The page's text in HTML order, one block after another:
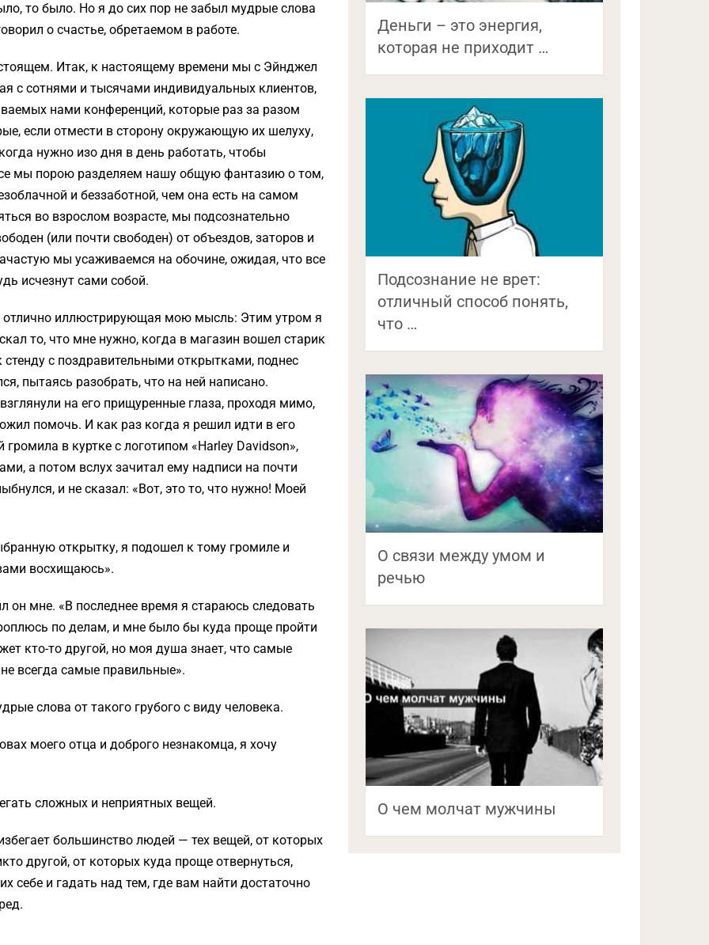
то было. Но я до сих пор не забыл мудрые слова
о счастье, обретаемом в работе.
Итак, к настоящему времени мы с Эйнджел
с сотнями и тысячами индивидуальных клиентов,
нами конференций, которые раз за разом
если отмести в сторону окружающую их шелуху,
нужно изо дня в день работать, чтобы
мы порою разделяем нашу общую фантазию о том,
и беззаботной, чем она есть на самом
во взрослом возрасте, мы подсознательно
(или почти свободен) от объездов, заторов и
мы усаживаемся на обочине, ожидая, что все
исчезнут сами собой.
отлично иллюстрирующая мою мысль: Этим утром я
то, что мне нужно, когда в магазин вошел старик
с поздравительными открытками, поднес
пытаясь разобрать, что на ней написано.
на его прищуренные глаза, проходя мимо,
помочь. И как раз когда я решил идти в его
в куртке с логотипом «Harley Davidson»,
а потом вслух зачитал ему надписи на почти
и не сказал: «Вот, это то, что нужно! Моей
открытку, я подошел к тому громиле и
восхищаюсь».
он мне. «В последнее время я стараюсь следовать
по делам, и мне было бы куда проще пройти
кто-то другой, но моя душа знает, что самые
всегда самые правильные».
слова от такого грубого с виду человека.
моего отца и доброго незнакомца, я хочу
сложных и неприятных вещей.
большинство людей — тех вещей, от которых
другой, от которых куда проще отвернуться,
себе и гадать над тем, где вам найти достаточно
Деньги – это энергия,
которая не приходит …
Подсознание не врет:
отличный способ понять,
что …
О связи между умом и
речью
О чем молчат мужчины